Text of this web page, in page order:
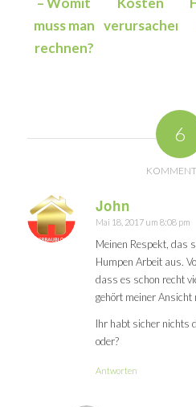
muss man
rechnen?
verursachen
6
John
sagte:
Mai 18, 2017 um 8:08 pm
Meinen Respekt, das
Humpen Arbeit aus.
dass es schon recht
gehört meiner Ansicht
Ihr habt sicher nichts
oder?
Antworten